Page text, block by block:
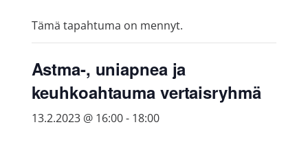
sinua
keuhkoahtaumatauti,uniapnea,
muut
huono
Tämä tapahtuma on mennyt.
Astma-, uniapnea ja
keuhkoahtauma vertaisryhmä
13.2.2023 @ 16:00- 18:00